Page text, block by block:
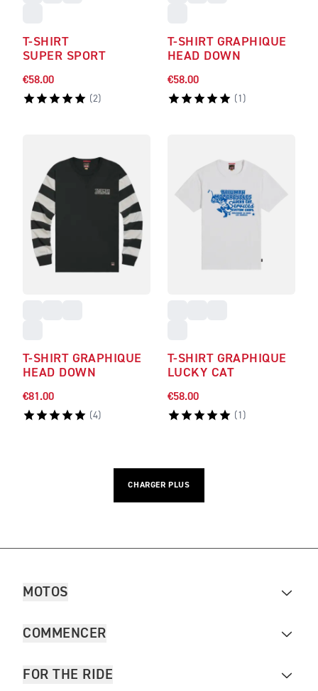
T-SHIRT
SUPER SPORT
€58.00
(2)
T-SHIRT GRAPHIQUE
HEAD DOWN
€58.00
( 1 )
T-SHIRT GRAPHIQUE
HEAD DOWN
€81.00
(4)
T-SHIRT GRAPHIQUE
LUCKY CAT
€58.00
( 1 )
CHARGER PLUS
MOTOS
COMMENCER
FOR THE RIDE